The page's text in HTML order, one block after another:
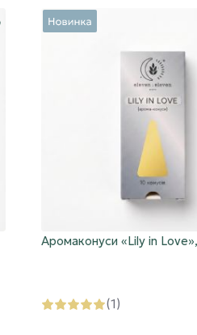
Аромаконуси «Lily in
(1)